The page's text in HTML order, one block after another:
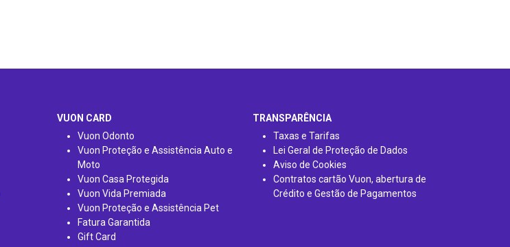
VUON CARD
Vuon Odonto
Vuon Proteção e Assistência Auto e
Moto
Vuon Casa Protegida
Vuon Vida Premiada
Vuon Proteção e Assistência Pet
Fatura Garantida
Gift Card
TRANSPARÊNCIA
Taxas e Tarifas
Lei Geral de Proteção de Dados
Aviso de Cookies
Contratos cartão Vuon, abertura de
Crédito e Gestão de Pagamentos